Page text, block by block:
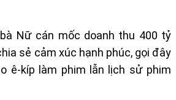
Nữ cán mốc doanh thu 400 tỷ
sẻ cảm xúc hạnh phúc, gọi đây
ê-kíp làm phim lẫn lịch sử phim